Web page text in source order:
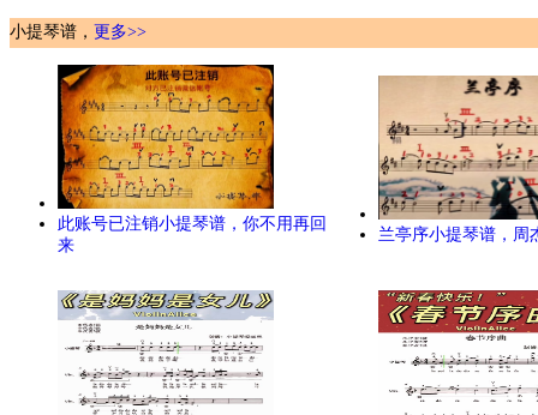
小提琴谱， 更多>>
此账号已注销小提琴谱，你不用再回
来
兰亭序小提琴谱，周